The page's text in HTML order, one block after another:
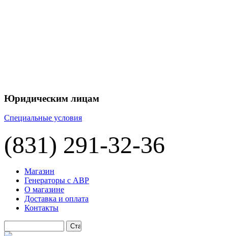
Юридическим лицам
Специальные условия
(831) 291-32-36
Магазин
Генераторы с АВР
О магазине
Доставка и оплата
Контакты